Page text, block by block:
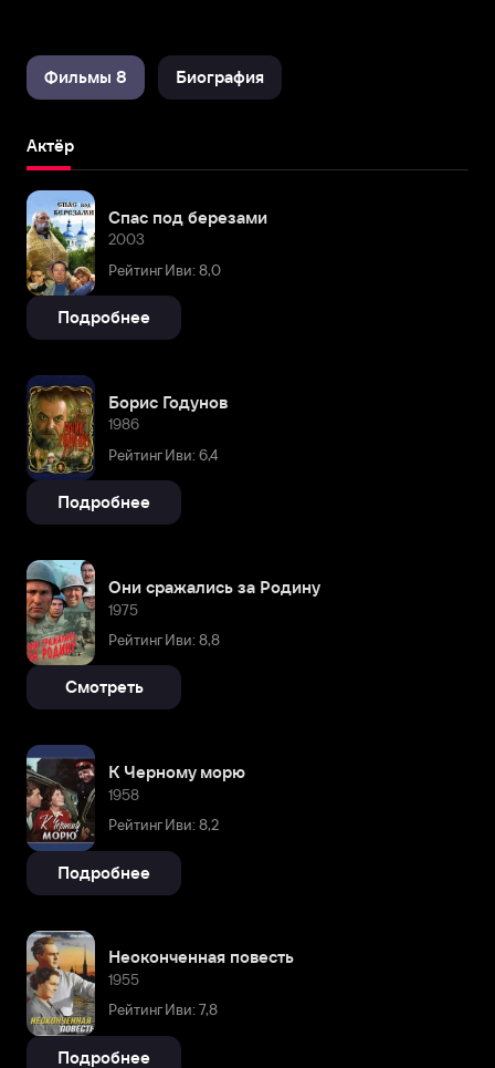
Фильмы 8 Биография
Актёр
Спас под березами
2003
Рейтинг Иви: 8,0
Подробнее
Борис Годунов
1986
Рейтинг Иви: 6,4
Подробнее
Они сражались за Родину
1975
Рейтинг Иви: 8,8
Смотреть
К Черному морю
1958
Рейтинг Иви: 8,2
Подробнее
Неоконченная повесть
1955
Рейтинг Иви: 7,8
Подробнее